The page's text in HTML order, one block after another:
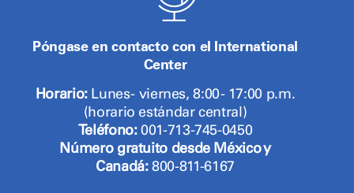
Póngase en contacto con el International
Center
Horario:Lunes - viernes, 8:00 - 17:00 p.m.
(horario estándar central)
Teléfono:001-713-745-0450
Número gratuito desde México y
Canadá: 800-811-6167